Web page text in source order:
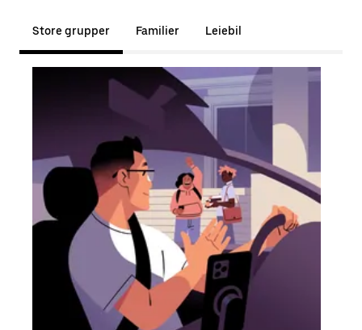
Store grupper Familier Leiebil